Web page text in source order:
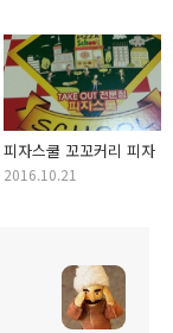
피자스쿨 꼬꼬커리 피자
2016.10.21